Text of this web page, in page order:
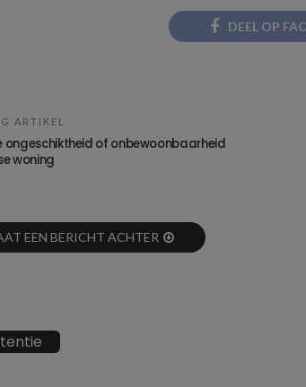
DEEL OP
ARTIKEL
ongeschiktheid of onbewoonbaarheid
woning
EEN BERICHT ACHTER